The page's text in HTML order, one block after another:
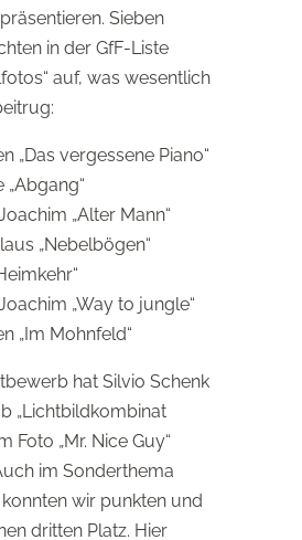
Sieben
in der GfF-Liste
auf, was wesentlich
„Das vergessene Piano“
„Alter Mann“
„Nebelbögen“
„Way to jungle“
„Im Mohnfeld“
hat Silvio Schenk
„Lichtbildkombinat
Foto „Mr. Nice Guy“
im Sonderthema
konnten wir punkten und
dritten Platz. Hier